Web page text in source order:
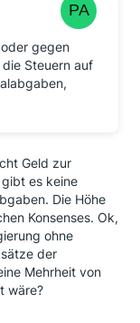
gegen
Steuern auf
Geld zur
gibt es keine
Die Höhe
Konsenses. Ok,
ohne
der
Mehrheit von
wäre?